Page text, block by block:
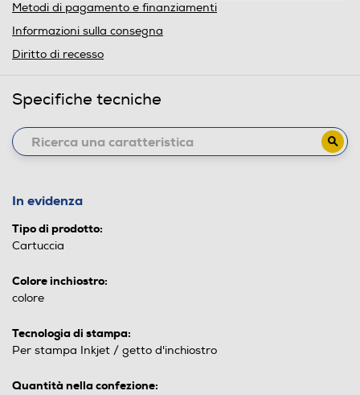
Metodi di pagamento e finanziamenti
Informazioni sulla consegna
Diritto di recesso
Specifiche tecniche
In evidenza
Tipo di prodotto:
Cartuccia
Colore inchiostro:
colore
Tecnologia di stampa:
Per stampa Inkjet / getto d'inchiostro
Quantità nella confezione: